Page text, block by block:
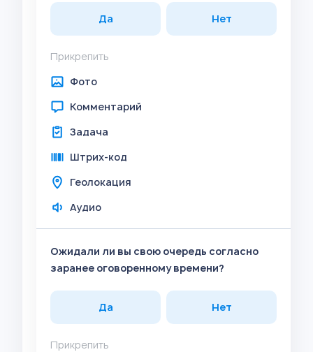
Да Нет
Прикрепить
Фото
Комментарий
Задача
Штрих-код
Геолокация
Аудио
Ожидали ли вы свою очередь согласно
заранее оговоренному времени?
Да Нет
Прикрепить